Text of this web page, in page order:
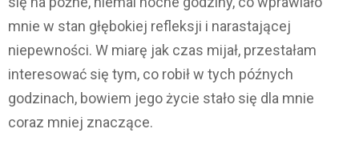
mnie w stan głębokiej refleksji i narastającej
niepewności. W miarę jak czas mijał, przestałam
interesować się tym, co robił w tych późnych
godzinach, bowiem jego życie stało się dla mnie
coraz mniej znaczące.